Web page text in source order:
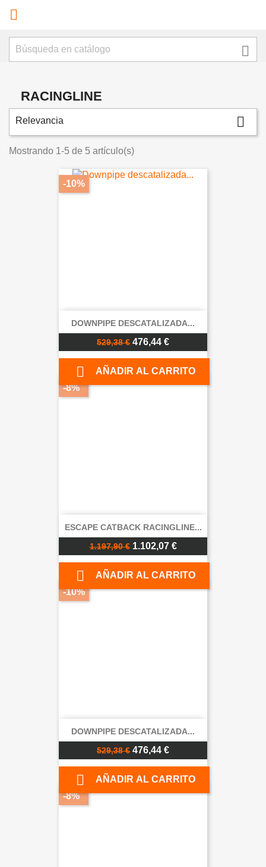


RACINGLINE
Relevancia 
Mostrando 1-5 de 5 artículo(s)
DOWNPIPE DESCATALIZADA...
529,38 € 476,44 €
 AÑADIR AL CARRITO
-10%
ESCAPE CATBACK RACINGLINE...
1.197,90 € 1.102,07 €
 AÑADIR AL CARRITO
-8%
DOWNPIPE DESCATALIZADA...
529,38 € 476,44 €
 AÑADIR AL CARRITO
-10%
-8%